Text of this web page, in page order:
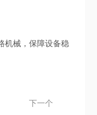
机械，保障设备稳
下一个